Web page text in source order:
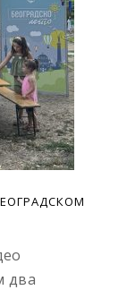
два